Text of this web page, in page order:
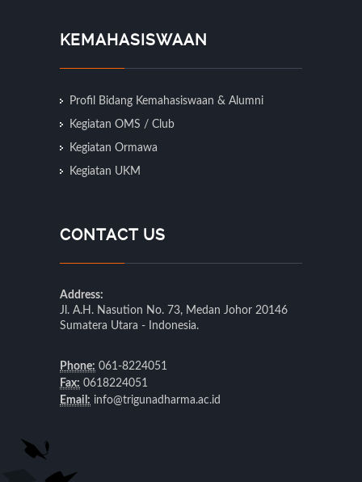
KEMAHASISWAAN
Profil Bidang Kemahasiswaan & Alumni
Kegiatan OMS / Club
Kegiatan Ormawa
Kegiatan UKM
CONTACT US
Address:
Jl. A.H. Nasution No. 73, Medan Johor 20146
Sumatera Utara - Indonesia.
Phone: 061-8224051
Fax: 0618224051
Email: info@trigunadharma.ac.id